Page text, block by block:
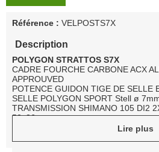
Référence : VELPOSTS7X
Description
POLYGON STRATTOS S7X
CADRE FOURCHE CARBONE ACX
APPROUVED
POTENCE GUIDON TIGE DE SELLE
SELLE POLYGON SPORT Stell ø
TRANSMISSION SHIMANO 105 DI2
52x36
FREINS SHIMANO 105
Lire plus